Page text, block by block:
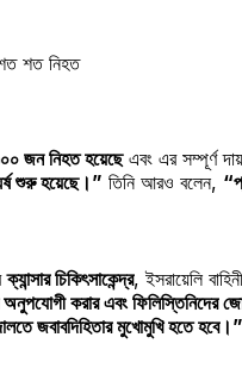
শত নিহত
জন নিহত হয়েছেএবং এর সম্পূর্ণ দায়
শুরু হয়েছে।” তিনি আরও বলেন,
ক্যান্সার চিকিৎসাকেন্দ্র, ইসরায়েলি
করার এবং ফিলিস্তিনিদের
জবাবদিহিতার মুখোমুখি হতে হবে।”